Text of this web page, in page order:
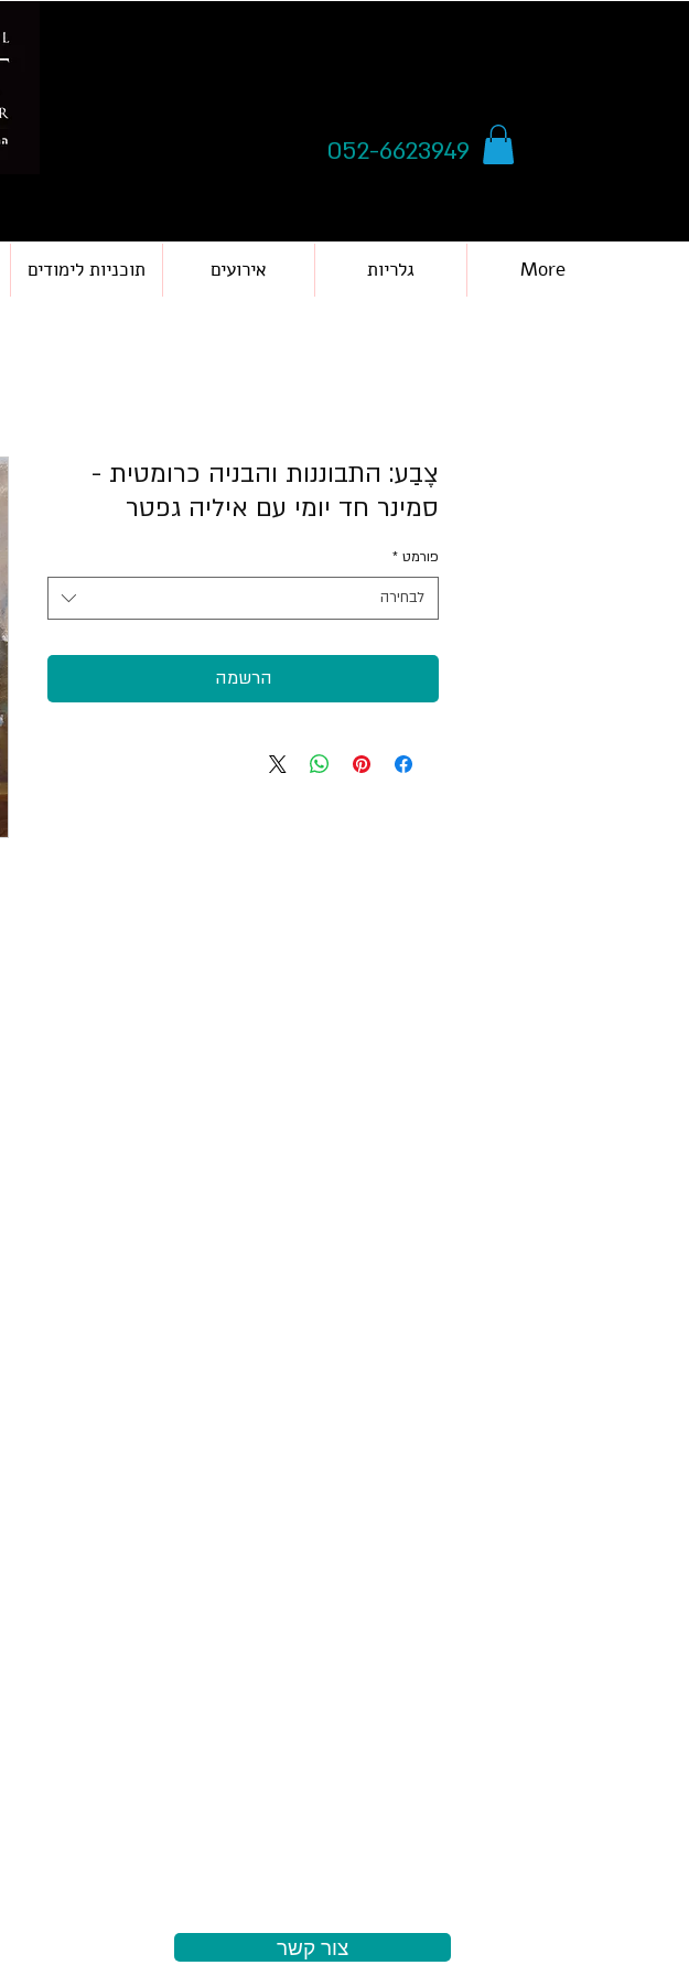
052-6623949
צֶבַע: התבוננות והבניה כרומטית -
סמינר חד יומי עם איליה גפטר
פורמט *
לבחירה
הרשמה
צור קשר
תוכניות לימודים אירועים גלריות More